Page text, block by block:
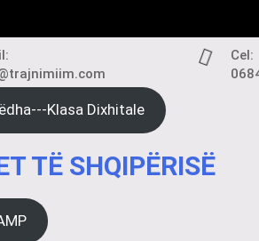
Cel:
Klasa Dixhitale
TË SHQIPËRISË